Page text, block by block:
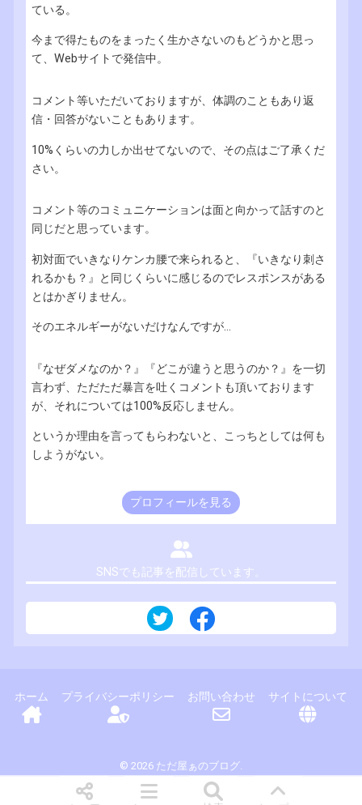
ている。
今まで得たものをまったく生かさないのもどうかと思っ
て、Webサイトで発信中。
コメント等いただいておりますが、体調のこともあり返
信・回答がないこともあります。
10%くらいの力しか出せてないので、その点はご了承くだ
さい。
コメント等のコミュニケーションは面と向かって話すのと
同じだと思っています。
初対面でいきなりケンカ腰で来られると、『いきなり刺さ
れるかも？』と同じくらいに感じるのでレスポンスがある
とはかぎりません。
そのエネルギーがないだけなんですが...
『なぜダメなのか？』『どこが違うと思うのか？』を一切
言わず、ただただ暴言を吐くコメントも頂いております
が、それについては100%反応しません。
というか理由を言ってもらわないと、こっちとしては何も
しようがない。
プロフィールを見る
SNSでも記事を配信しています。
ホーム プライバシーポリシー お問い合わせ サイトについて
© 2026 ただ屋ぁのブログ.